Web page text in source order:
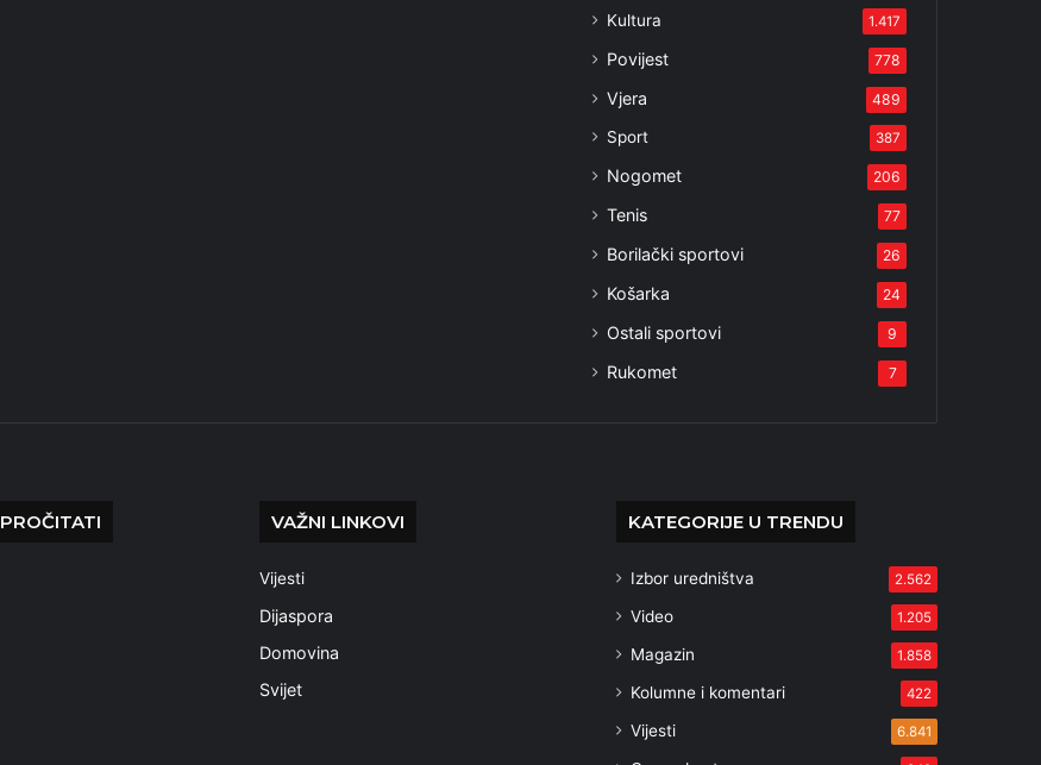
Kultura 1.417
Povijest 778
Vjera 489
Sport 387
Nogomet 206
Tenis 77
Borilački sportovi 26
Košarka 24
Ostali sportovi 9
Rukomet 7
VAŽNI LINKOVI
Vijesti
Dijaspora
Domovina
Svijet
KATEGORIJE U TRENDU
Izbor uredništva 2.562
Video 1.205
Magazin 1.858
Kolumne i komentari 422
Vijesti 6.841